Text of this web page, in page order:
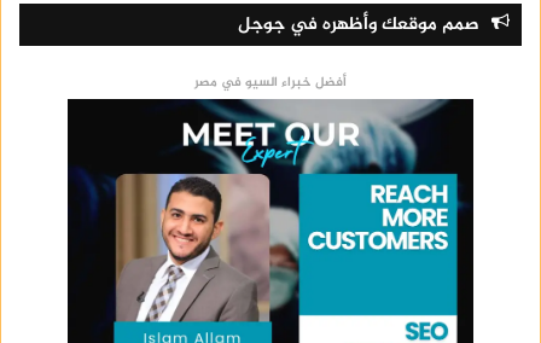
صمم موقعك وأظهره في جوجل
أفضل خبراء السيو في مصر